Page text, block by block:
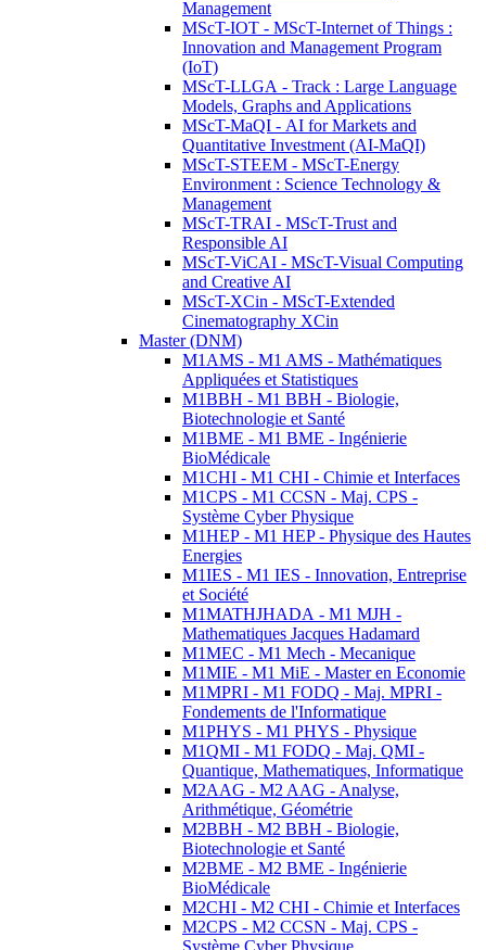
Management
MScT-IOT - MScT-Internet of Things :
Innovation and Management Program
(IoT)
MScT-LLGA - Track : Large Language
Models, Graphs and Applications
MScT-MaQI - AI for Markets and
Quantitative Investment (AI-MaQI)
MScT-STEEM - MScT-Energy
Environment : Science Technology &
Management
MScT-TRAI - MScT-Trust and
Responsible AI
MScT-ViCAI - MScT-Visual Computing
and Creative AI
MScT-XCin - MScT-Extended
Cinematography XCin
Master (DNM)
M1AMS - M1 AMS - Mathématiques
Appliquées et Statistiques
M1BBH - M1 BBH - Biologie,
Biotechnologie et Santé
M1BME - M1 BME - Ingénierie
BioMédicale
M1CHI - M1 CHI - Chimie et Interfaces
M1CPS - M1 CCSN - Maj. CPS -
Système Cyber Physique
M1HEP - M1 HEP - Physique des Hautes
Energies
M1IES - M1 IES - Innovation, Entreprise
et Société
M1MATHJHADA - M1 MJH -
Mathematiques Jacques Hadamard
M1MEC - M1 Mech - Mecanique
M1MIE - M1 MiE - Master en Economie
M1MPRI - M1 FODQ - Maj. MPRI -
Fondements de l'Informatique
M1PHYS - M1 PHYS - Physique
M1QMI - M1 FODQ - Maj. QMI -
Quantique, Mathematiques, Informatique
M2AAG - M2 AAG - Analyse,
Arithmétique, Géométrie
M2BBH - M2 BBH - Biologie,
Biotechnologie et Santé
M2BME - M2 BME - Ingénierie
BioMédicale
M2CHI - M2 CHI - Chimie et Interfaces
M2CPS - M2 CCSN - Maj. CPS -
Système Cyber Physique